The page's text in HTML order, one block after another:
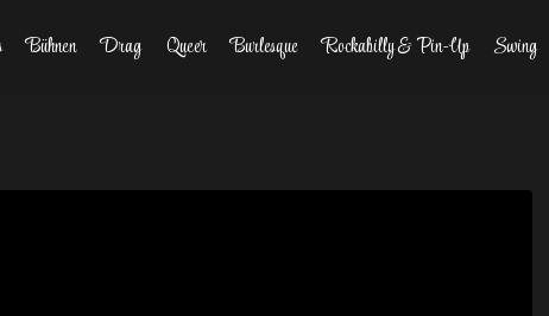
Bühnen Drag Queer Burlesque Rockabilly & Pin-Up Swing